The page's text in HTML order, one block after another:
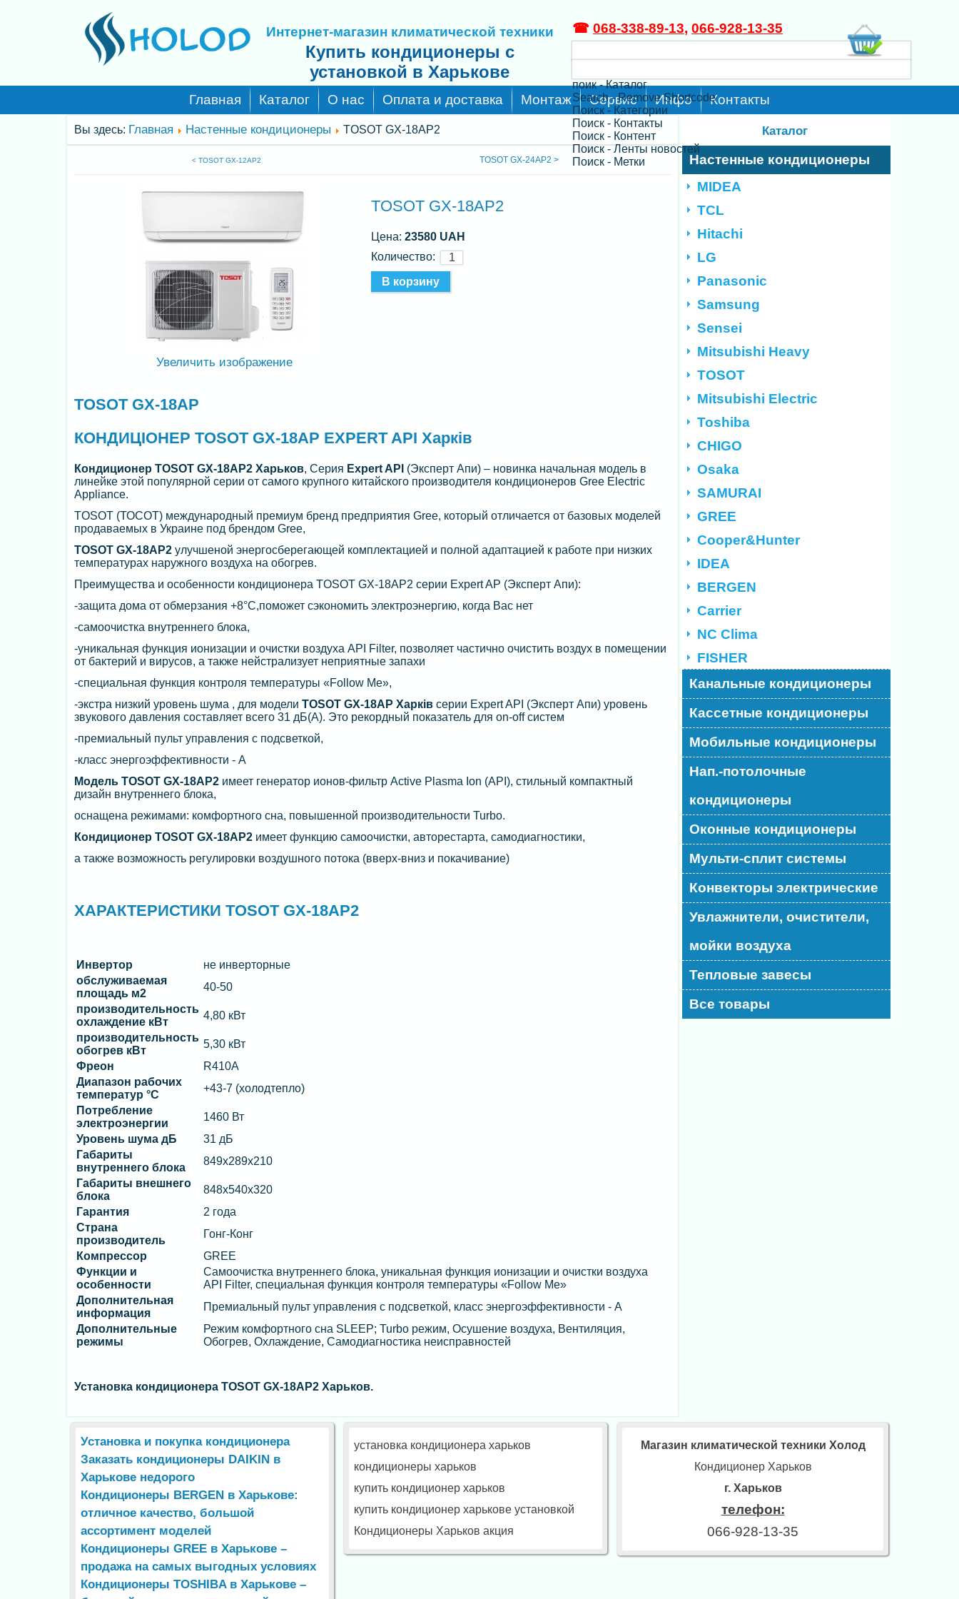
Интернет-магазин климатической техники
Купить кондиционеры с
установкой в Харькове
поик - Каталог
Search - Remove Shortcode
Поиск - Категории
Поиск - Контакты
Поиск - Контент
Поиск - Ленты новостей
Поиск - Метки
☎ 068-338-89-13, 066-928-13-35
Главная Каталог О нас Оплата и доставка Монтаж Сервис Инфо Контакты
Вы здесь: Главная Настенные кондиционеры TOSOT GX-18AP2
< TOSOT GX-12AP2 TOSOT GX-24AP2 >
Увеличить изображение
TOSOT GX-18AP2
Цена:23580 UAH
Количество:
TOSOT GX-18AP
КОНДИЦІОНЕР TOSOT GX-18AP EXPERT API Харків
Кондиционер TOSOT GX-18AP2 Харьков, Cерия Expert API (Эксперт Апи) – новинка начальная модель в
линейке этой популярной серии от самого крупного китайского производителя кондиционеров Gree Electric
Appliance.
TOSOT (ТОСОТ) международный премиум бренд предприятия Gree, который отличается от базовых моделей
продаваемых в Украине под брендом Gree,
TOSOT GX-18AP2 улучшеной энергосберегающей комплектацией и полной адаптацией к работе при низких
температурах наружного воздуха на обогрев.
Преимущества и особенности кондиционера TOSOT GX-18AP2 серии Expert AP (Эксперт Апи):
-защита дома от обмерзания +8°C,поможет сэкономить электроэнергию, когда Вас нет
-самоочистка внутреннего блока,
-уникальная функция ионизации и очистки воздуха API Filter, позволяет частично очистить воздух в помещении
от бактерий и вирусов, а также нейстрализует неприятные запахи
-специальная функция контроля температуры «Follow Me»,
-экстра низкий уровень шума , для модели TOSOT GX-18AP Харків серии Expert API (Эксперт Апи) уровень
звукового давления составляет всего 31 дБ(А). Это рекордный показатель для on-off систем
-премиальный пульт управления с подсветкой,
-класс энергоэффективности - А
Модель TOSOT GX-18AP2 имеет генератор ионов-фильтр Active Plasma Ion (API), стильный компактный
дизайн внутреннего блока,
оснащена режимами: комфортного сна, повышенной производительности Turbo.
Кондиционер TOSOT GX-18AP2 имеет функцию самоочистки, авторестарта, самодиагностики,
а также возможность регулировки воздушного потока (вверх-вниз и покачивание)
ХАРАКТЕРИСТИКИ TOSOT GX-18AP2
Инвертор
не инверторные
обслуживаемая
площадь м2
40-50
производительность
охлаждение кВт
4,80 кВт
производительность
обогрев кВт
5,30 кВт
Фреон
R410A
Диапазон рабочих
температур °C
+43-7 (холодтепло)
Потребление
электроэнергии
1460 Вт
Уровень шума дБ
31 дБ
Габариты
внутреннего блока
849x289x210
Габариты внешнего
блока
848x540x320
Гарантия
2 года
Страна
производитель
Гонг-Конг
Компрессор
GREE
Функции и
особенности
Самоочистка внутреннего блока, уникальная функция ионизации и очистки воздуха
API Filter, специальная функция контроля температуры «Follow Me»
Дополнительная
информация
Премиальный пульт управления с подсветкой, класс энергоэффективности - А
Дополнительные
режимы
Режим комфортного сна SLЕЕР; Turbo режим, Осушение воздуха, Вентиляция,
Обогрев, Охлаждение, Самодиагностика неисправностей
Установка кондиционера TOSOT GX-18AP2 Харьков.
Каталог
Настенные кондиционеры
MIDEA
TCL
Hitachi
LG
Panasonic
Samsung
Sensei
Mitsubishi Heavy
TOSOT
Mitsubishi Electric
Toshiba
CHIGO
Osaka
SAMURAI
GREE
Cooper&Hunter
IDEA
BERGEN
Carrier
NC Clima
FISHER
Канальные кондиционеры
Кассетные кондиционеры
Мобильные кондиционеры
Нап.-потолочные
кондиционеры
Оконные кондиционеры
Мульти-сплит системы
Конвекторы электрические
Увлажнители, очистители,
мойки воздуха
Тепловые завесы
Все товары
Установка и покупка кондиционера
Заказать кондиционеры DAIKIN в
Харькове недорого
Кондиционеры BERGEN в Харькове:
отличное качество, большой
ассортимент моделей
Кондиционеры GREE в Харькове –
продажа на самых выгодных условиях
Кондиционеры TOSHIBA в Харькове –
установка кондиционера харьков
кондиционеры харьков
купить кондиционер харьков
купить кондиционер харькове установкой
Кондиционеры Харьков акция
Магазин климатической техники Холод
Кондиционер Харьков
г. Харьков
телефон:
066-928-13-35